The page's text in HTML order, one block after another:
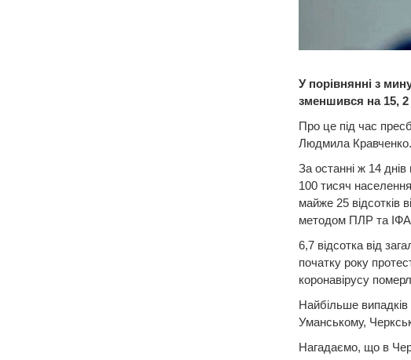
У порівнянні з
зменшився на 15, 2
Про це під час
Людмила Кравченко.
За останні ж 14
100 тисяч
майже 25 відсотків
методом ПЛР та ІФА
6,7 відсотка від
початку року
коронавірусу
Найбільше
Уманському,
Нагадаємо, що в